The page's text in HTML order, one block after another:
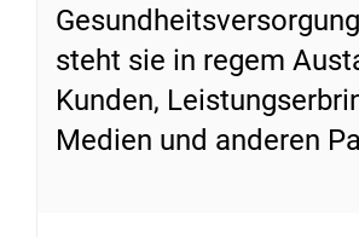
steht sie in regem
Kunden,
Medien und anderen